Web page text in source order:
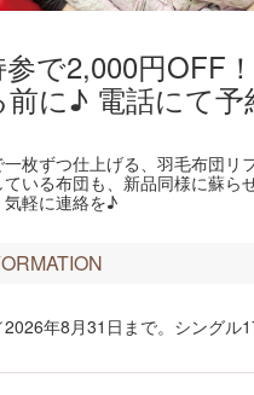
で2,000円OFF
前に♪ 電話にて予
枚ずつ仕上げる、羽毛布団リ
いる布団も、新品同様に蘇ら
軽に連絡を♪
年8月31日まで。シングル